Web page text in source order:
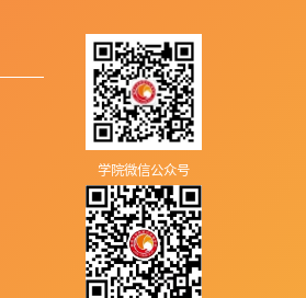
学院微信公众号